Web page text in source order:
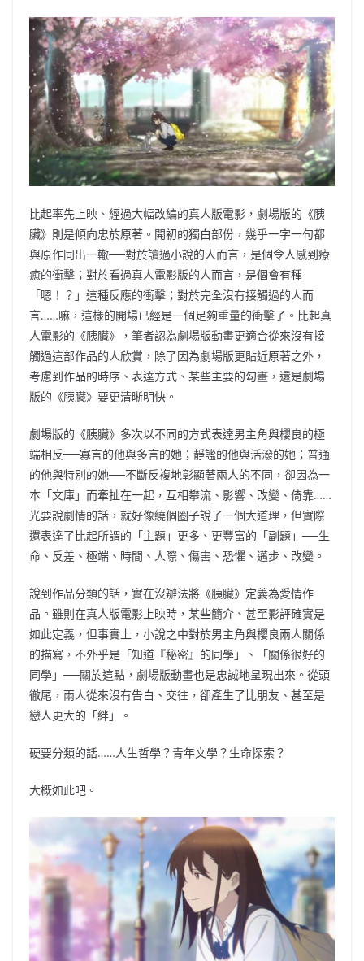
比起率先上映、經過大幅改編的真人版電影，劇場版的《胰
臟》則是傾向忠於原著。開初的獨白部份，幾乎一字一句都
與原作同出一轍──對於讀過小說的人而言，是個令人感到療
癒的衝擊；對於看過真人電影版的人而言，是個會有種
「嗯！？」這種反應的衝擊；對於完全沒有接觸過的人而
言……嘛，這樣的開場已經是一個足夠重量的衝擊了。比起真
人電影的《胰臟》，筆者認為劇場版動畫更適合從來沒有接
觸過這部作品的人欣賞，除了因為劇場版更貼近原著之外，
考慮到作品的時序、表達方式、某些主要的勾畫，還是劇場
版的《胰臟》要更清晰明快。
劇場版的《胰臟》多次以不同的方式表達男主角與櫻良的極
端相反──寡言的他與多言的她；靜謐的他與活潑的她；普通
的他與特別的她──不斷反複地彰顯著兩人的不同，卻因為一
本「文庫」而牽扯在一起，互相攀流、影響、改變、倚靠……
光要說劇情的話，就好像繞個圈子說了一個大道理，但實際
還表達了比起所謂的「主題」更多、更豐富的「副題」──生
命、反差、極端、時間、人際、傷害、恐懼、邁步、改變。
說到作品分類的話，實在沒辦法將《胰臟》定義為愛情作
品。雖則在真人版電影上映時，某些簡介、甚至影評確實是
如此定義，但事實上，小說之中對於男主角與櫻良兩人關係
的描寫，不外乎是「知道『秘密』的同學」、「關係很好的
同學」──關於這點，劇場版動畫也是忠誠地呈現出來。從頭
徹尾，兩人從來沒有告白、交往，卻產生了比朋友、甚至是
戀人更大的「絆」。
硬要分類的話……人生哲學？青年文學？生命探索？
大概如此吧。